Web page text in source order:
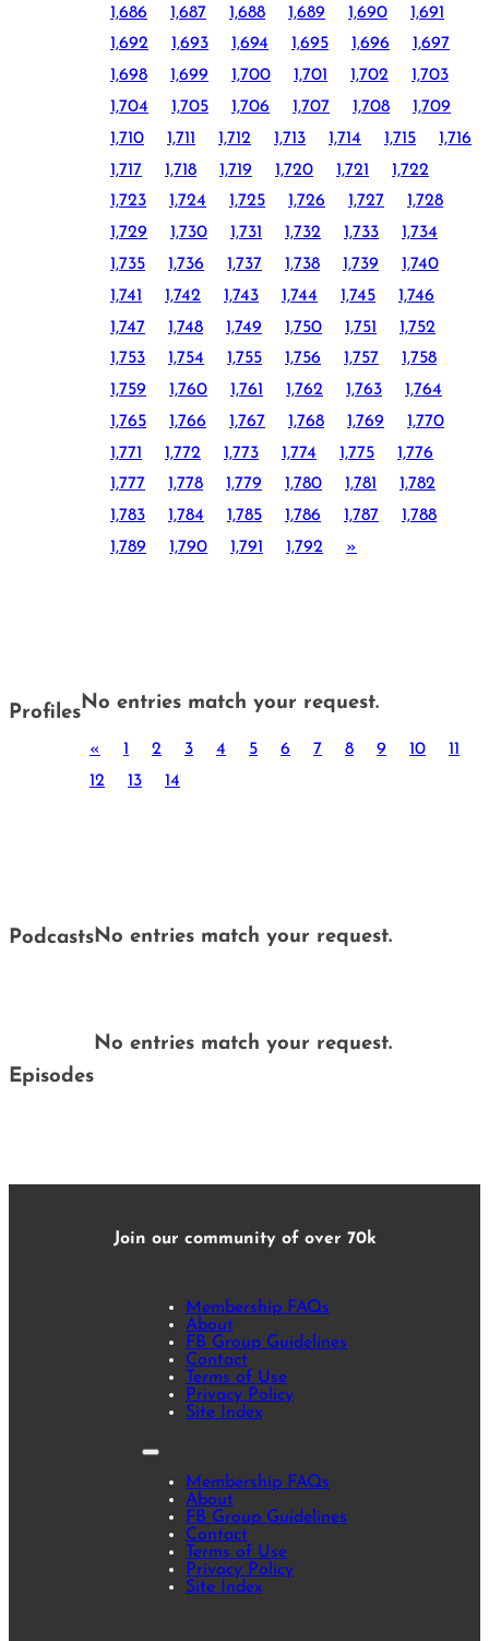
1,686
1,687 1,688 1,689 1,690
1,691
1,692
1,693 1,694 1,695 1,696
1,697
1,698
1,699 1,700 1,701 1,702
1,703
1,704
1,705 1,706 1,707 1,708
1,709
1,710
1,711 1,712 1,713 1,714 1,715
1,716
1,717
1,718 1,719 1,720 1,721
1,722
1,723
1,724 1,725 1,726 1,727
1,728
1,729
1,730 1,731 1,732 1,733
1,734
1,735
1,736 1,737 1,738 1,739
1,740
1,741
1,742 1,743 1,744 1,745
1,746
1,747
1,748 1,749 1,750 1,751
1,752
1,753
1,754 1,755 1,756 1,757
1,758
1,759
1,760 1,761 1,762 1,763
1,764
1,765
1,766 1,767 1,768 1,769
1,770
1,771
1,772 1,773 1,774 1,775
1,776
1,777
1,778 1,779 1,780 1,781
1,782
1,783
1,784 1,785 1,786 1,787
1,788
1,789
1,790 1,791 1,792 »
ProfilesNo entries match your request.
« 1 2 3 4 5 6 7 8 9 10
11
12
13 14
PodcastsNo entries match your request.
Episodes
No entries match your request.
Join our community of over 70k
Membership FAQs
About
FB Group Guidelines
Contact
Terms of Use
Privacy Policy
Site Index
Membership FAQs
About
FB Group Guidelines
Contact
Terms of Use
Privacy Policy
Site Index